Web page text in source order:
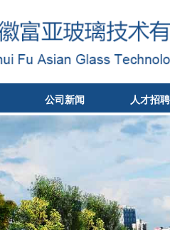
公司新闻 人才招聘